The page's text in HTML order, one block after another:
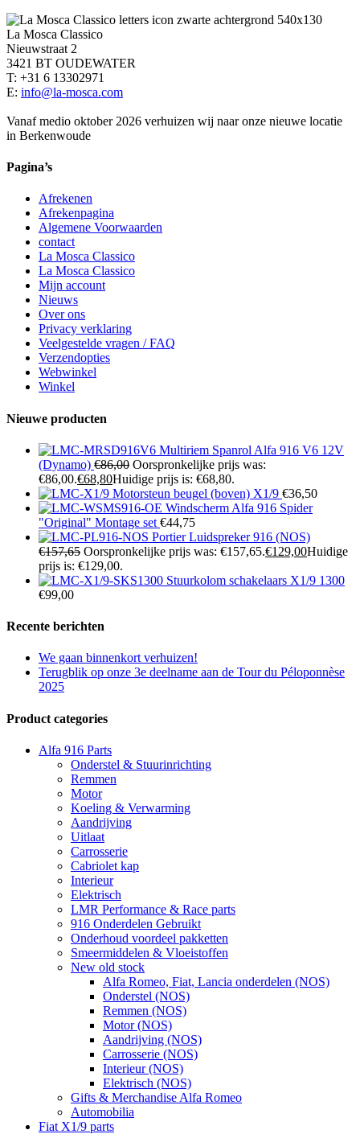
La Mosca Classico
Nieuwstraat 2
3421 BT OUDEWATER
T: +31 6 13302971
E: info@la-mosca.com
Vanaf medio oktober 2026 verhuizen wij naar onze nieuwe locatie
in Berkenwoude
Pagina’s
Afrekenen
Afrekenpagina
Algemene Voorwaarden
contact
La Mosca Classico
La Mosca Classico
Mijn account
Nieuws
Over ons
Privacy verklaring
Veelgestelde vragen / FAQ
Verzendopties
Webwinkel
Winkel
Nieuwe producten
Multiriem Spanrol Alfa 916 V6 12V
(Dynamo) €86,00 Oorspronkelijke prijs was:
€86,00.€68,80Huidige prijs is: €68,80.
Motorsteun beugel (boven) X1/9 €36,50
Windscherm Alfa 916 Spider
"Original" Montage set €44,75
Portier Luidspreker 916 (NOS)
€157,65 Oorspronkelijke prijs was: €157,65.€129,00Huidige
prijs is: €129,00.
Stuurkolom schakelaars X1/9 1300
€99,00
Recente berichten
We gaan binnenkort verhuizen!
Terugblik op onze 3e deelname aan de Tour du Péloponnèse
2025
Product categories
Alfa 916 Parts
Onderstel & Stuurinrichting
Remmen
Motor
Koeling & Verwarming
Aandrijving
Uitlaat
Carrosserie
Cabriolet kap
Interieur
Elektrisch
LMR Performance & Race parts
916 Onderdelen Gebruikt
Onderhoud voordeel pakketten
Smeermiddelen & Vloeistoffen
New old stock
Alfa Romeo, Fiat, Lancia onderdelen (NOS)
Onderstel (NOS)
Remmen (NOS)
Motor (NOS)
Aandrijving (NOS)
Carrosserie (NOS)
Interieur (NOS)
Elektrisch (NOS)
Gifts & Merchandise Alfa Romeo
Automobilia
Fiat X1/9 parts